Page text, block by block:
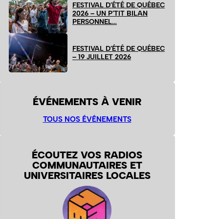
FESTIVAL D’ÉTÉ DE QUÉBEC
2026 – UN P’TIT BILAN
PERSONNEL…
FESTIVAL D’ÉTÉ DE QUÉBEC
– 19 JUILLET 2026
ÉVÉNEMENTS À VENIR
TOUS NOS ÉVÉNEMENTS
ÉCOUTEZ VOS RADIOS
COMMUNAUTAIRES ET
UNIVERSITAIRES LOCALES